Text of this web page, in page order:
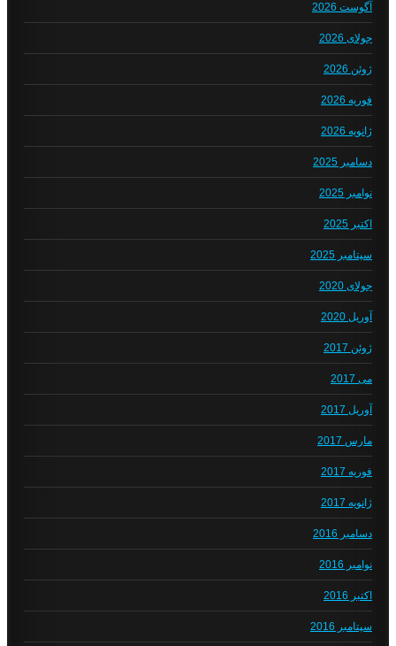
آگوست 2026
جولای 2026
ژوئن 2026
فوریه 2026
ژانویه 2026
دسامبر 2025
نوامبر 2025
اکتبر 2025
سپتامبر 2025
جولای 2020
آوریل 2020
ژوئن 2017
می 2017
آوریل 2017
مارس 2017
فوریه 2017
ژانویه 2017
دسامبر 2016
نوامبر 2016
اکتبر 2016
سپتامبر 2016